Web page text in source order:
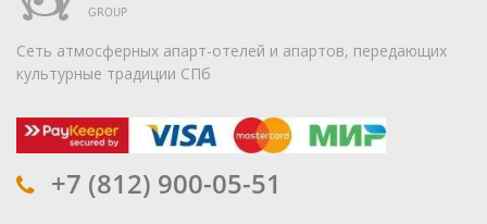
Сеть атмосферных апарт-отелей и апартов, передающих
культурные традиции СПб
+7 (812) 900-05-51